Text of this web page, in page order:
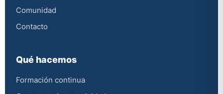
Comunidad
Contacto
Qué hacemos
Formación continua